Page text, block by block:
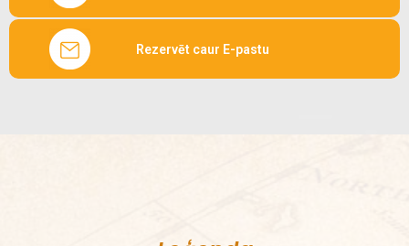
Rezervēt caur E-pastu